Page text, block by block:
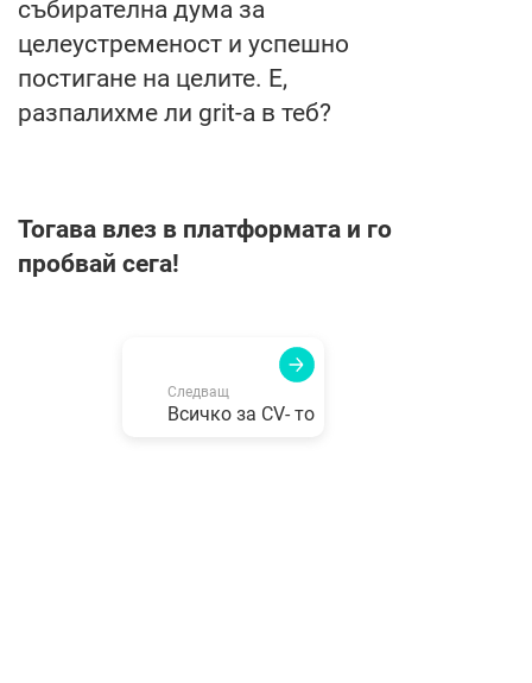
събирателна дума за
целеустременост и успешно
постигане на целите. Е,
разпалихме ли grit-a в теб?
Тогава влез в платформата и го
пробвай сега!
Следващ
Всичко за CV- то